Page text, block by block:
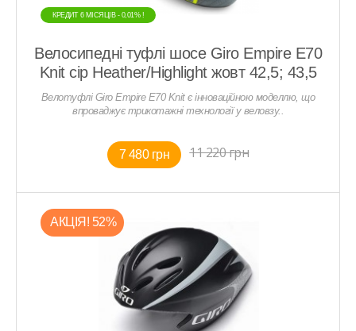
КРЕДИТ 6 МIСЯЦIВ - 0,01% !
Велосипедні туфлі шосе Giro Empire E70
Knit сір Heather/Highlight жовт 42,5; 43,5
Велотуфлі Giro Empire E70 Knit є інноваційною моделлю, що
впроваджує трикотажні технології у веловзу..
7 480 грн 11 220 грн
АКЦIЯ! 52%